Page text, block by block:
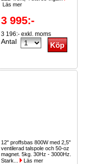
Läs mer
3 995:-
3 196:- exkl. moms
Antal
12" proffsbas 800W med 2,5"
ventilerad talspole och 50-oz
magnet. 5kg. 30Hz - 3000Hz.
Stark...
Läs mer